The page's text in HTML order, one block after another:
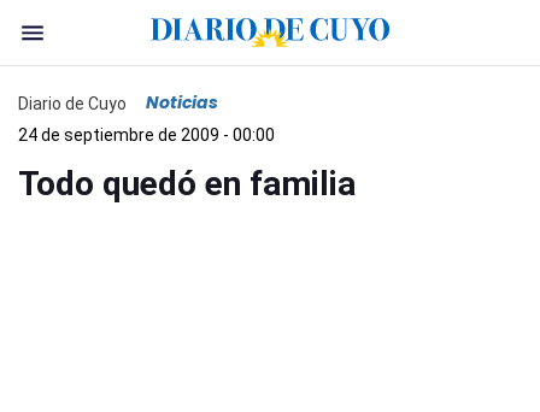
Diario de Cuyo Noticias
24 de septiembre de 2009 - 00:00
Todo quedó en familia